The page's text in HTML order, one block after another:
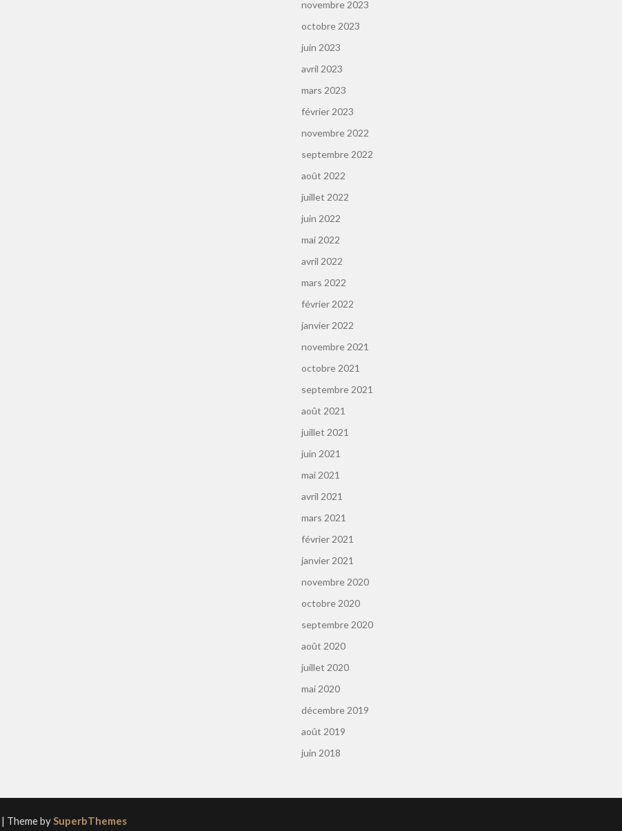
novembre 2023
octobre 2023
juin 2023
avril 2023
mars 2023
février 2023
novembre 2022
septembre 2022
août 2022
juillet 2022
juin 2022
mai 2022
avril 2022
mars 2022
février 2022
janvier 2022
novembre 2021
octobre 2021
septembre 2021
août 2021
juillet 2021
juin 2021
mai 2021
avril 2021
mars 2021
février 2021
janvier 2021
novembre 2020
octobre 2020
septembre 2020
août 2020
juillet 2020
mai 2020
décembre 2019
août 2019
juin 2018
| Theme bySuperbThemes